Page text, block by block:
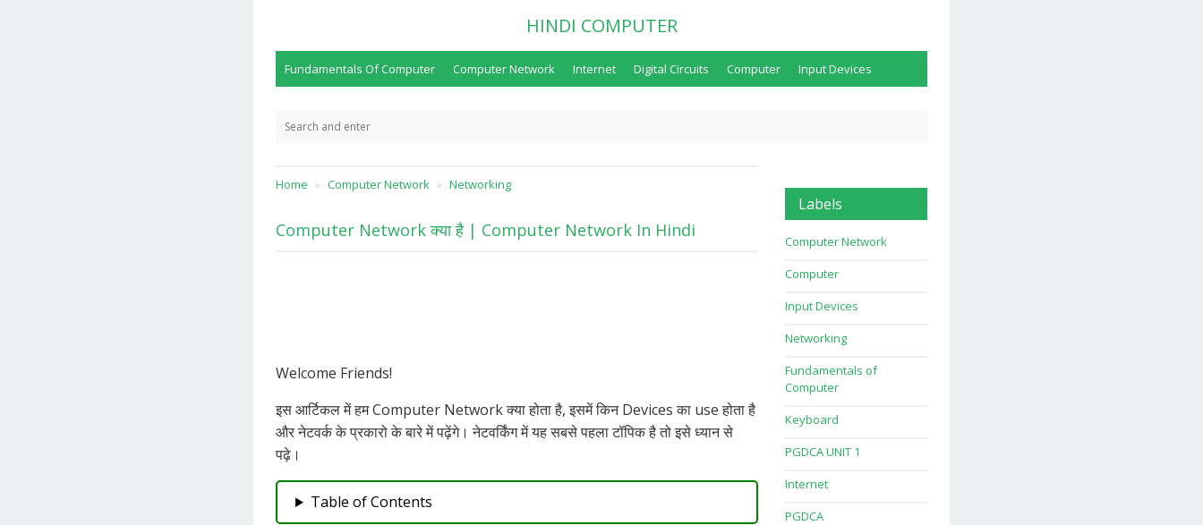
HINDI COMPUTER
Fundamentals Of Computer Computer Network Internet Digital Circuits Computer Input Devices
Home Computer Network Networking
Computer Network क्या है | Computer Network In Hindi
Welcome Friends!
इस आर्टिकल में हम Computer Network क्या होता है, इसमें किन Devices का use होता है
और नेटवर्क के प्रकारो के बारे में पढ़ेंगे। नेटवर्किंग में यह सबसे पहला टॉपिक है तो इसे ध्यान से
पढ़े।
Table of Contents
Labels
Computer Network
Computer
Input Devices
Networking
Fundamentals of
Computer
Keyboard
PGDCA UNIT 1
Internet
PGDCA